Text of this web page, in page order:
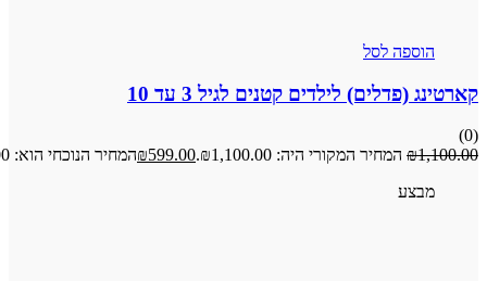
לילדים קטנים לגיל 3 עד 10
המחיר המקורי היה: ₪1,100.00. ₪ 599.00 המחיר הנוכחי הוא: ₪599.00.